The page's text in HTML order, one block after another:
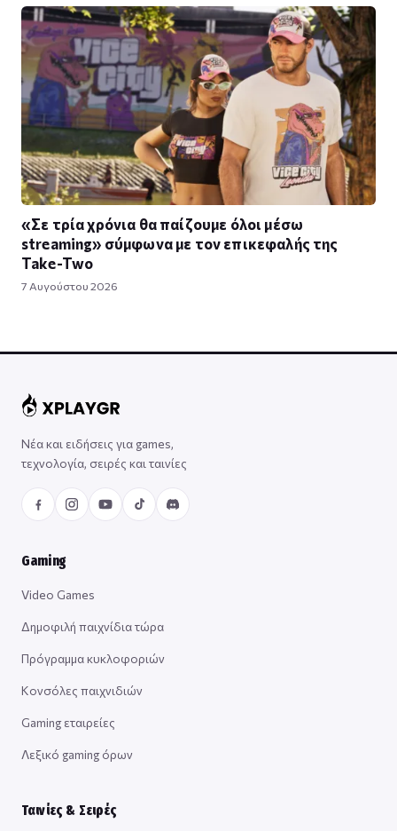
«Σε τρία χρόνια θα παίζουμε όλοι μέσω
streaming» σύμφωνα με τον επικεφαλής της
Take-Two
7 Αυγούστου 2026
Νέα και ειδήσεις για games,
τεχνολογία, σειρές και ταινίες
Gaming
Video Games
Δημοφιλή παιχνίδια τώρα
Πρόγραμμα κυκλοφοριών
Κονσόλες παιχνιδιών
Gaming εταιρείες
Λεξικό gaming όρων
Ταινίες & Σειρές